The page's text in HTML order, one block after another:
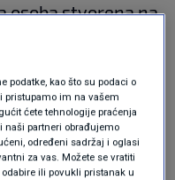
osoba stvorena na
institutu.
Isti ljudi koji
i klikću
viču 'Raspni ga'
podatke, kao što su podaci o
pristupamo im na vašem
ćete tehnologije praćenja
naši partneri obrađujemo
određeni sadržaj i oglasi
za vas. Možete se vratiti
ili povukli pristanak u